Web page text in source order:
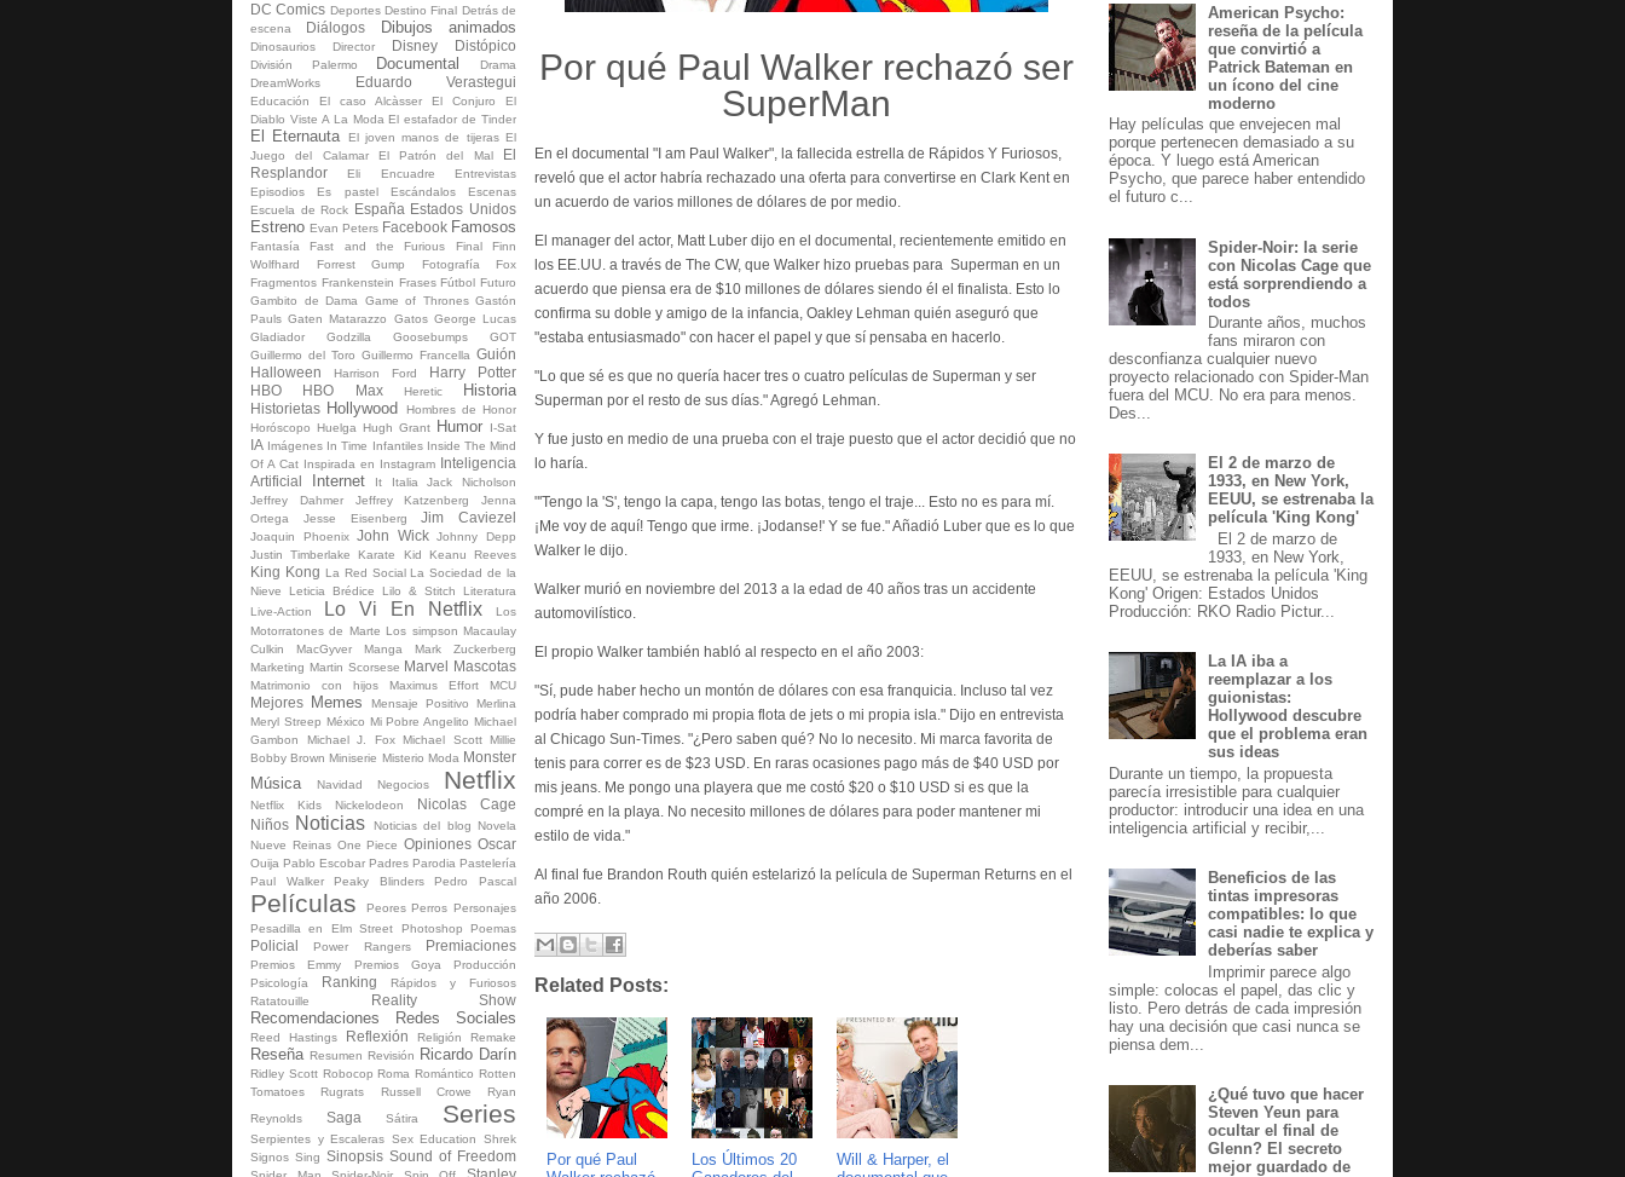
DC Comics Deportes Destino Final Detrás de
escena
Diálogos Dibujos animados
Dinosaurios Director Disney Distópico
División Palermo Documental
Drama
DreamWorks
Eduardo Verastegui
Educación El caso Alcàsser El Conjuro
El
Diablo Viste A La Moda El estafador de Tinder
El Eternauta El joven manos de tijeras El
Juego del Calamar
El Patrón del Mal
El
Resplandor
Eli Encuadre
Entrevistas
Episodios
Es pastel Escándalos
Escenas
Escuela de Rock España Estados Unidos
Estreno Evan Peters Facebook Famosos
Fantasía Fast and the Furious Final
Finn
Wolfhard
Forrest Gump Fotografía
Fox
Fragmentos Fran­ken­s­tein Frases Fútbol Futuro
Gambito de Dama
Game of Thrones Gastón
Pauls Gaten Matarazzo Gatos George Lucas
Gladiador
Godzilla Goosebumps
GOT
Guillermo del Toro Guillermo Francella Guión
Halloween
Harrison Ford
Harry Potter
HBO
HBO Max Heretic Historia
Historietas Hollywood
Hombres de Honor
Horóscopo
Huelga Hugh Grant Humor I-Sat
IA Imágenes In Time Infantiles Inside The Mind
Of A Cat Inspirada en Instagram Inteligencia
Artificial
Internet It Italia
Jack Nicholson
Jeffrey Dahmer
Jeffrey Katzenberg
Jenna
Ortega
Jesse Eisenberg Jim Caviezel
Joaquin Phoenix John Wick
Johnny Depp
Justin Timberlake
Karate Kid Keanu Reeves
King Kong La Red Social La Sociedad de la
Nieve
Leticia Brédice Lilo & Stitch
Literatura
Live-Action
Lo Vi En Netflix
Los
Motorratones de Marte Los simpson Macaulay
Culkin
MacGyver Manga
Mark Zuckerberg
Marketing Martin Scorsese Marvel Mascotas
Matrimonio con hijos Maximus Effort MCU
Mejores Memes Mensaje Positivo
Merlina
Meryl Streep México Mi Pobre Angelito Michael
Gambon
Michael J. Fox Michael Scott
Millie
Bobby Brown Miniserie Misterio Moda Monster
Música Navidad Negocios Netflix
Netflix Kids Nickelodeon
Nicolas Cage
Niños Noticias Noticias del blog
Novela
Nueve Reinas One Piece Opiniones Oscar
Ouija Pablo Escobar Padres Parodia Pastelería
Paul Walker
Peaky Blinders Pedro Pascal
Películas Peores Perros Personajes
Pesadilla en Elm Street
Photoshop Poemas
Policial Power Rangers Premiaciones
Premios Emmy Premios Goya
Producción
Psicología
Ranking
Rápidos y Furiosos
Ratatouille
Reality Show
Recomendaciones Redes Sociales
Reed Hastings Reflexión Religión Remake
Reseña Resumen Revisión Ricardo Darín
Ridley Scott Robocop Roma Romántico Rotten
Tomatoes
Rugrats Russell Crowe
Ryan
Reynolds
Saga Sátira Series
Serpientes y Escaleras Sex Education
Shrek
Signos Sing Sinopsis Sound of Freedom
Por qué Paul Walker rechazó ser
SuperMan
En el documental "I am Paul Walker", la fallecida estrella de Rápidos Y Furiosos,
reveló que el actor habría rechazado una oferta para convertirse en Clark Kent en
un acuerdo de varios millones de dólares de por medio.
El manager del actor, Matt Luber dijo en el documental, recientemente emitido en
los EE.UU. a través de The CW, que Walker hizo pruebas para Superman en un
acuerdo que piensa era de $10 millones de dólares siendo él el finalista. Esto lo
confirma su doble y amigo de la infancia, Oakley Lehman quién aseguró que
"estaba entusiasmado" con hacer el papel y que sí pensaba en hacerlo.
"Lo que sé es que no quería hacer tres o cuatro películas de Superman y ser
Superman por el resto de sus días." Agregó Lehman.
Y fue justo en medio de una prueba con el traje puesto que el actor decidió que no
lo haría.
"'Tengo la 'S', tengo la capa, tengo las botas, tengo el traje... Esto no es para mí.
¡Me voy de aquí! Tengo que irme. ¡Jodanse!' Y se fue." Añadió Luber que es lo que
Walker le dijo.
Walker murió en noviembre del 2013 a la edad de 40 años tras un accidente
automovilístico.
El propio Walker también habló al respecto en el año 2003:
"Sí, pude haber hecho un montón de dólares con esa franquicia. Incluso tal vez
podría haber comprado mi propia flota de jets o mi propia isla." Dijo en entrevista
al Chicago Sun-Times. "¿Pero saben qué? No lo necesito. Mi marca favorita de
tenis para correr es de $23 USD. En raras ocasiones pago más de $40 USD por
mis jeans. Me pongo una playera que me costó $20 o $10 USD si es que la
compré en la playa. No necesito millones de dólares para poder mantener mi
estilo de vida."
Al final fue Brandon Routh quién estelarizó la película de Superman Returns en el
año 2006.
Related Posts:
Por qué Paul
Los Últimos 20
Will & Harper, el
American Psycho:
reseña de la película
que convirtió a
Patrick Bateman en
un ícono del cine
moderno
Hay películas que envejecen mal
porque pertenecen demasiado a su
época. Y luego está American
Psycho, que parece haber entendido
el futuro c...
Spider-Noir: la serie
con Nicolas Cage que
está sorprendiendo a
todos
Durante años, muchos
fans miraron con
desconfianza cualquier nuevo
proyecto relacionado con Spider-Man
fuera del MCU. No era para menos.
Des...
El 2 de marzo de
1933, en New York,
EEUU, se estrenaba la
película 'King Kong'
El 2 de marzo de
1933, en New York,
EEUU, se estrenaba la película 'King
Kong' Origen: Estados Unidos
Producción: RKO Radio Pictur...
La IA iba a
reemplazar a los
guionistas:
Hollywood descubre
que el problema eran
sus ideas
Durante un tiempo, la propuesta
parecía irresistible para cualquier
productor: introducir una idea en una
inteligencia artificial y recibir,...
Beneficios de las
tintas impresoras
compatibles: lo que
casi nadie te explica y
deberías saber
Imprimir parece algo
simple: colocas el papel, das clic y
listo. Pero detrás de cada impresión
hay una decisión que casi nunca se
piensa dem...
¿Qué tuvo que hacer
Steven Yeun para
ocultar el final de
Glenn? El secreto
mejor guardado de